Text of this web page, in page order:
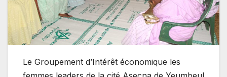
Le Groupement d’Intérêt économique les